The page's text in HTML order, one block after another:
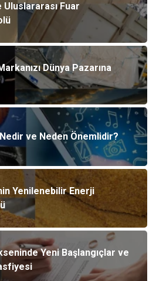
Uluslararası Fuar
Dünya Pazarına
ve Neden Önemlidir?
Yenilenebilir Enerji
Yeni Başlangıçlar ve